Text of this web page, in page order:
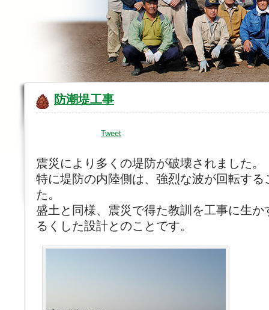
防潮堤工事
Tweet
震災により多くの堤防が破壊されました。
特に堤防の内陸側は、強烈な波が回転す
た。
盛土と同様、震災で得た教訓を工事に生
るくした設計とのことです。